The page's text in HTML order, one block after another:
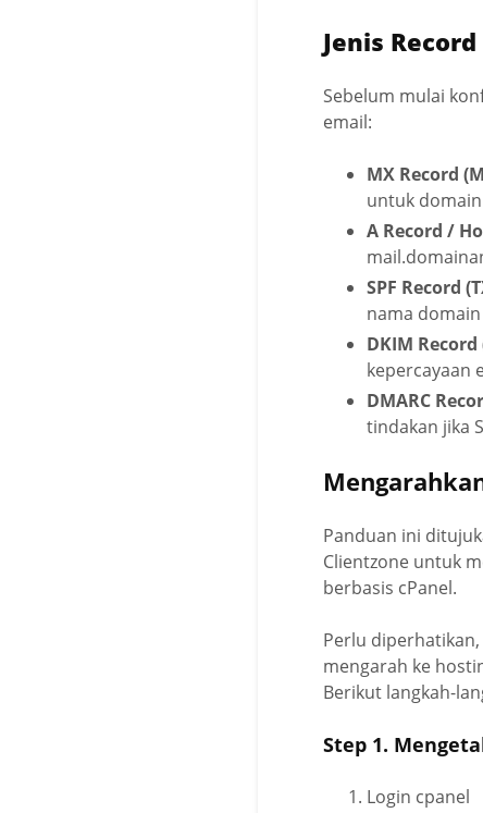
Jenis
Sebelum mulai
email:
MX Record
untuk
A Record /
SPF Record
nama
DKIM Record
kepercayaan
DMARC
tindakan jika
Panduan ini
Clientzone untuk
berbasis cPanel.
Perlu
mengarah ke
Berikut langkah-
Step 1.
Login cpanel